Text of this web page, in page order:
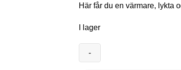
Här får du en värmare, lykta
I lager